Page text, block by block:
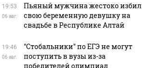
19:53
06 авг.
Пьяный мужчина жестоко избил
свою беременную девушку на
свадьбе в Республике Алтай
19:46
06 авг.
"Стобальники" по ЕГЭ не могут
поступить в вузы из-за
победителей олимпиад